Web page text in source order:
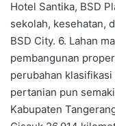
Hotel Santika, BSD
sekolah, kesehatan,
BSD City. 6. Lahan
pembangunan
perubahan klasifikasi
pertanian pun
Kabupaten